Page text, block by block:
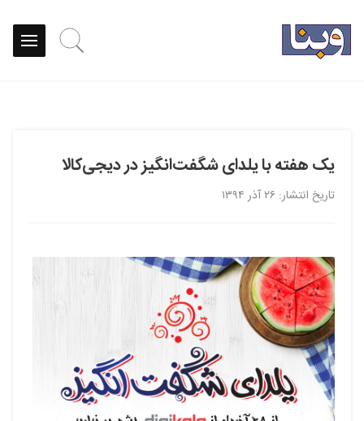
یک هفته با یلدای شگفت‌انگیز در دیجی‌کالا
تاریخ انتشار: ۲۶ آذر ۱۳۹۴